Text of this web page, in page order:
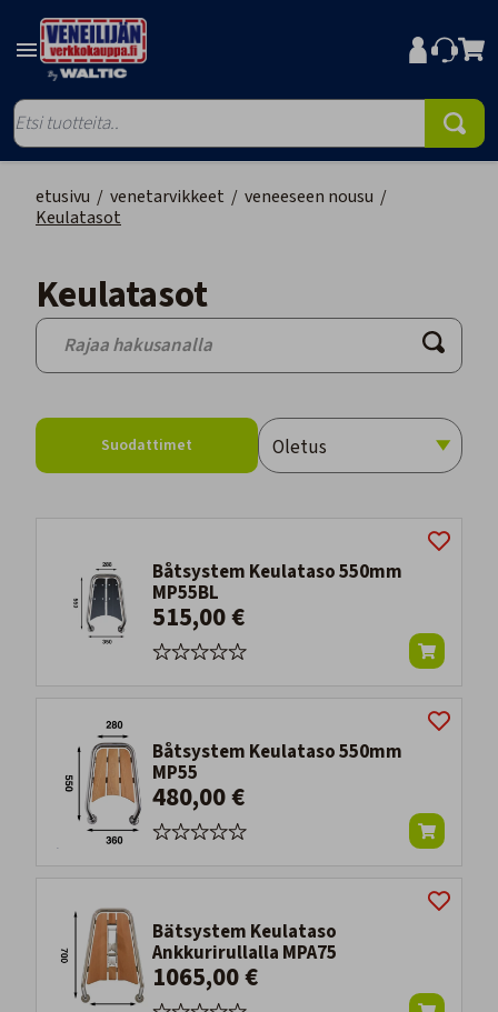
etusivu / venetarvikkeet / veneeseen nousu /
Keulatasot
Keulatasot
Suodattimet
Båtsystem Keulataso 550mm
MP55BL
515,00 €
Båtsystem Keulataso 550mm
MP55
480,00 €
Bätsystem Keulataso
Ankkurirullalla MPA75
1065,00 €